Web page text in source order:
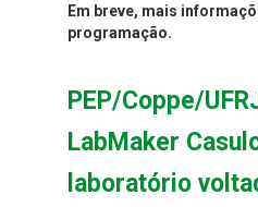
Em breve, mais
programação.
PEP/Coppe/
LabMaker
laboratório